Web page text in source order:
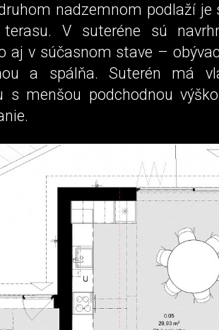
nadzemnom podlaží je
V suteréne sú
aj v súčasnom stave –
a spálňa. Suterén má
s menšou podchodnou